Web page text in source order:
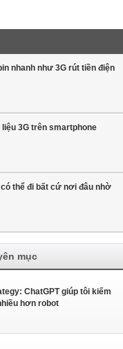
nhanh như 3G rút tiền điện
3G trên smartphone
thể đi bất cứ nơi đâu nhờ
mục
ChatGPT giúp tôi kiếm
hơn robot